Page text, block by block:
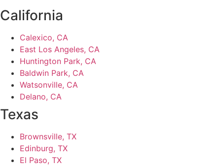
California
Calexico, CA
East Los Angeles, CA
Huntington Park, CA
Baldwin Park, CA
Watsonville, CA
Delano, CA
Texas
Brownsville, TX
Edinburg, TX
El Paso, TX